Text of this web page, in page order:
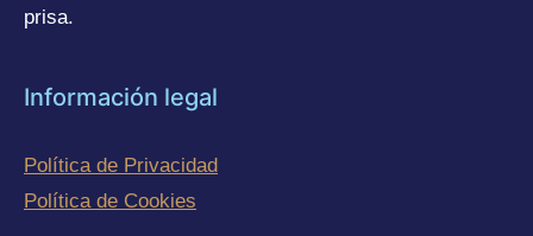
prisa.
Información legal
Política de Privacidad
Política de Cookies